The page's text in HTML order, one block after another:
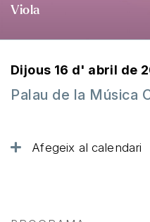
Viola
Dijous 16 d' abril de
Palau de la Música
Afegeix al calendari